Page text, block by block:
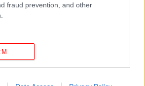
fraud prevention, and other